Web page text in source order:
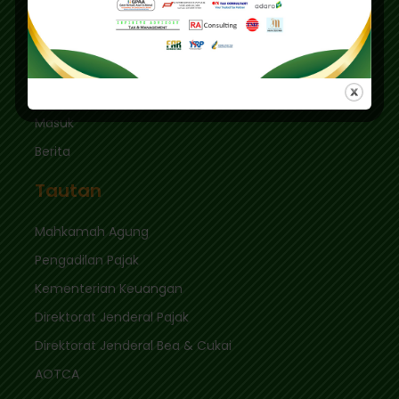
Jakarta Selatan 12410
sekretariat@ikpi.or.id
Tautan Cepat
Masuk
Berita
Tautan
Mahkamah Agung
Pengadilan Pajak
Kementerian Keuangan
Direktorat Jenderal Pajak
Direktorat Jenderal Bea & Cukai
AOTCA